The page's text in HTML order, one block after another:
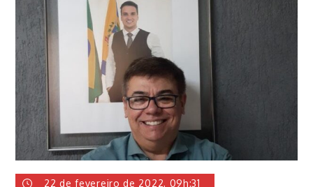
22 de fevereiro de 2022, 09h:31